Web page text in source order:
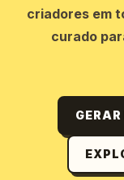
criadores em
curado